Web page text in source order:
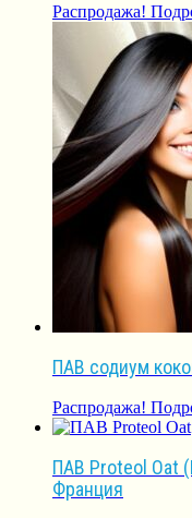
Распродажа!
ПАВ содиум
Распродажа!
ПАВ Proteol Oat
Франция